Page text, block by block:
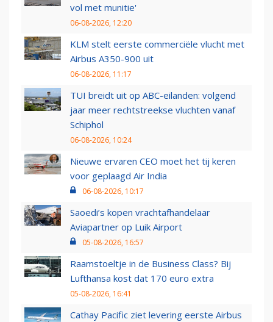
vol met munitie'
06-08-2026, 12:20
KLM stelt eerste commerciële vlucht met
Airbus A350-900 uit
06-08-2026, 11:17
TUI breidt uit op ABC-eilanden: volgend
jaar meer rechtstreekse vluchten vanaf
Schiphol
06-08-2026, 10:24
Nieuwe ervaren CEO moet het tij keren
voor geplaagd Air India
06-08-2026, 10:17
Saoedi’s kopen vrachtafhandelaar
Aviapartner op Luik Airport
05-08-2026, 16:57
Raamstoeltje in de Business Class? Bij
Lufthansa kost dat 170 euro extra
05-08-2026, 16:41
Cathay Pacific ziet levering eerste Airbus